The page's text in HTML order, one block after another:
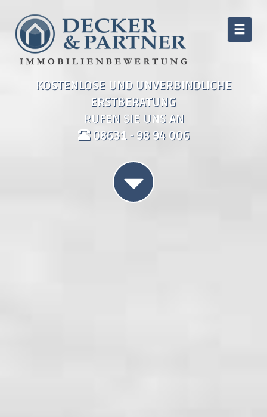
KOSTENLOSE UND UNVERBINDLICHE
ERSTBERATUNG
RUFEN SIE UNS AN
08631 - 98 94 006